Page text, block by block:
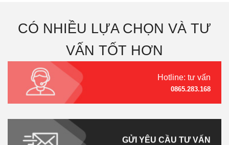
CÓ NHIỀU LỰA CHỌN VÀ TƯ
VẤN TỐT HƠN
Hotline: tư vấn
0865.283.168
GỬI YÊU CẦU TƯ VẤN